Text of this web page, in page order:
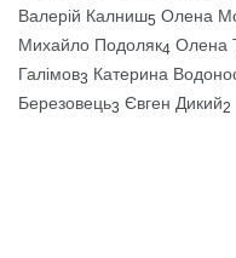
Валерій Калниш5 Олена
Михайло Подоляк4 Олена
Галімов3 Катерина
Березовець3 Євген Дикий2